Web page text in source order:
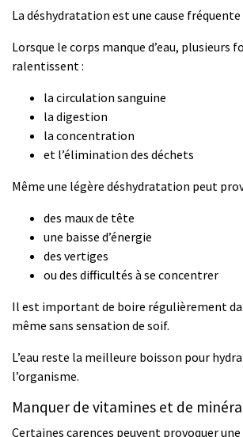
La déshydratation est une cause
Lorsque le corps manque d’eau, plusieurs
ralentissent :
la circulation sanguine
la digestion
la concentration
et l’élimination des déchets
Même une légère déshydratation peut
des maux de tête
une baisse d’énergie
des vertiges
ou des difficultés à se concentrer
Il est important de boire régulièrement
même sans sensation de soif.
L’eau reste la meilleure boisson pour
l’organisme.
Manquer de vitamines et de
Certaines carences peuvent provoquer